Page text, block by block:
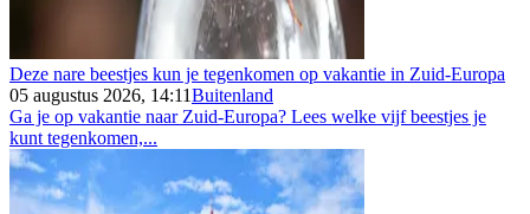
Deze nare beestjes kun je tegenkomen op vakantie in Zuid-Europa
05 augustus 2026, 14:11Buitenland
Ga je op vakantie naar Zuid-Europa? Lees welke vijf beestjes je
kunt tegenkomen,...